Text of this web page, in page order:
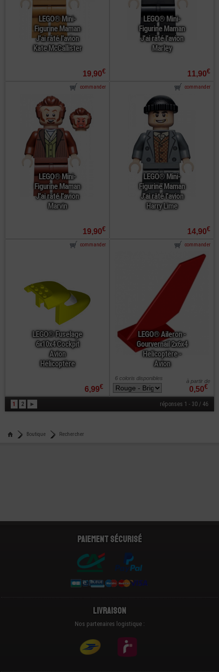
LEGO® Mini-
Figurine Maman
J'ai râté l'avion
Kate McCallister
19,90€
LEGO® Mini-
Figurine Maman
J'ai râté l'avion
Marley
11,90€
LEGO® Mini-
Figurine Maman
J'ai râté l'avion
Marvin
19,90€
commander
LEGO® Mini-
Figurine Maman
J'ai râté l'avion
Harry Lime
14,90€
commander
LEGO® Fuselage
6x10x4 Cockpit
Avion
Hélicoptère
6,99€
commander
LEGO® Aileron -
Gourvernail 2x6x4
Helicoptère -
Avion
0,50€
à partir de
commander
6 coloris disponibles
1 2 ► réponses 1 - 30 / 46
Boutique Rechercher
Paiement sécurisé
Livraison
Nos partenaires logistique :